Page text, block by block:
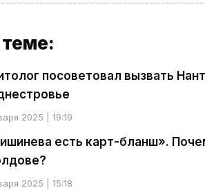
посоветовал вызвать
2025 | 19:19
есть карт-бланш».
2025 | 15:18